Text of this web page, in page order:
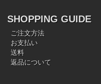
SHOPPING GUIDE
ご注文方法
お支払い
送料
返品について